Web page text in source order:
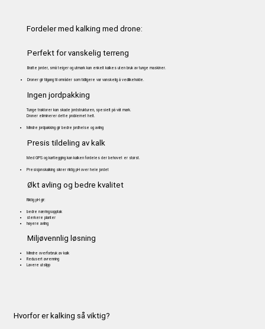
Fordeler med kalking med drone:
Perfekt for vanskelig terreng
Bratte jorder, små teiger og utmark kan enkelt kalkes uten bruk av tunge maskiner.
Droner gir tilgang til områder som tidligere var vanskelig å vedlikeholde.
Ingen jordpakking
Tunge traktorer kan skade jordstrukturen, spesielt på våt mark.
Droner eliminerer dette problemet helt.
Mindre jordpakking gir bedre jordhelse og avling
Presis tildeling av kalk
Med GPS og kartlegging kan kalken fordeles der behovet er størst.
Presisjonskalking sikrer riktig pH over hele jordet
Økt avling og bedre kvalitet
Riktig pH gir:
bedre næringsopptak
sterkere planter
høyere avling
Miljøvennlig løsning
Mindre overforbruk av kalk
Redusert avrenning
Lavere utslipp
Hvorfor er kalking så viktig?